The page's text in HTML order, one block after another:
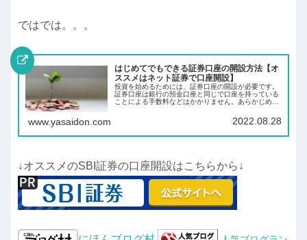
ではでは。。。
はじめてでもできる証券口座の開設方法【オ
ススメはネット証券で口座開設】
投資を始めるためには、証券口座の開設が必要です。
証券口座は銀行の預金口座と同じで口座を持っている
ことによる手数料などはかかりません。あらかじめ証
www.yasaidon.com 2022.08.28
↓オススメのSBI証券の口座開設はこちらから↓